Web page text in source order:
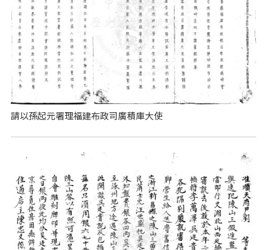
請以孫起元署理福建布政司廣積庫大使